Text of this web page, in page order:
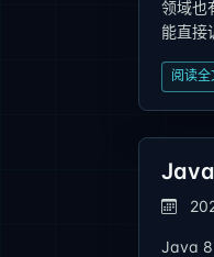
领域也
能直接
阅读全
Java 8